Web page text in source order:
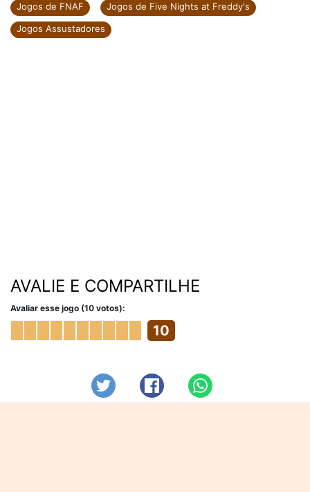
Jogos de FNAF
Jogos de Five Nights at Freddy's
Jogos Assustadores
AVALIE E COMPARTILHE
Avaliar esse jogo (10 votos):
10